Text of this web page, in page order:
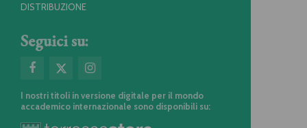
DISTRIBUZIONE
Seguici su:
I nostri titoli in versione digitale per il mondo
accademico internazionale sono disponibili su: